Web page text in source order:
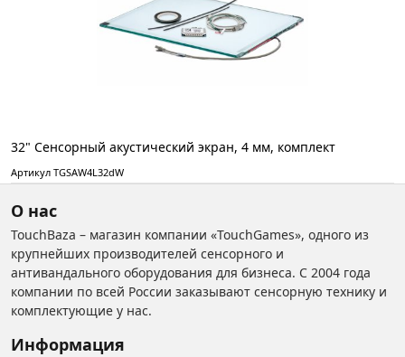
32" Сенсорный акустический экран, 4 мм, комплект
Артикул TGSAW4L32dW
О нас
TouchBaza – магазин компании «TouchGames», одного из
крупнейших производителей сенсорного и
антивандального оборудования для бизнеса. С 2004 года
компании по всей России заказывают сенсорную технику и
комплектующие у нас.
Информация